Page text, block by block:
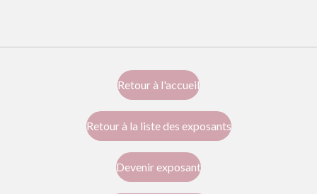
Retour à l'accueil
Retour à la liste des exposants
Devenir exposant